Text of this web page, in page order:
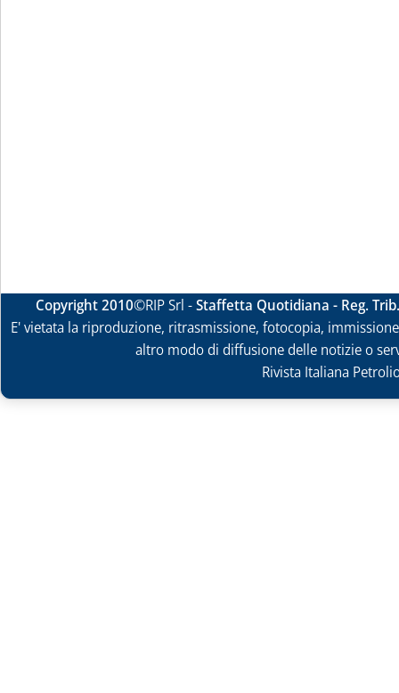
Copyright 2010©RIP Srl -Staffetta Quotidiana - Reg.
E' vietata la riproduzione, ritrasmissione, fotocopia,
altro modo di diffusione delle notizie o
Rivista Italiana